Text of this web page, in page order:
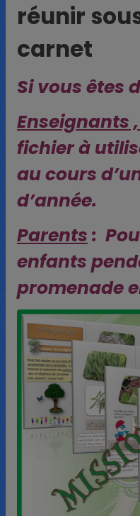
réunir
carnet
Si vous êtes
Enseignants
fichier à
au cours
d’année.
Parents :
enfants
promenade